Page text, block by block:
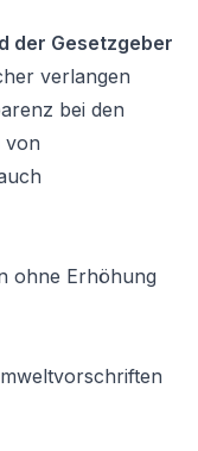
der Gesetzgeber
verlangen
bei den
von
ohne Erhöhung